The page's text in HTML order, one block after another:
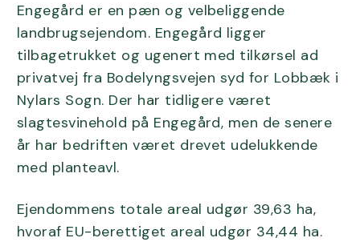
Engegård er en pæn og velbeliggende
landbrugsejendom. Engegård ligger
tilbagetrukket og ugenert med tilkørsel ad
privatvej fra Bodelyngsvejen syd for Lobbæk i
Nylars Sogn. Der har tidligere været
slagtesvinehold på Engegård, men de senere
år har bedriften været drevet udelukkende
med planteavl.
Ejendommens totale areal udgør 39,63 ha,
hvoraf EU-berettiget areal udgør 34,44 ha.